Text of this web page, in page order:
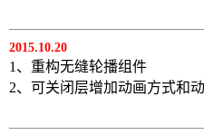
2015.10.20
1、重构无缝轮播组件
2、可关闭层增加动画方式和